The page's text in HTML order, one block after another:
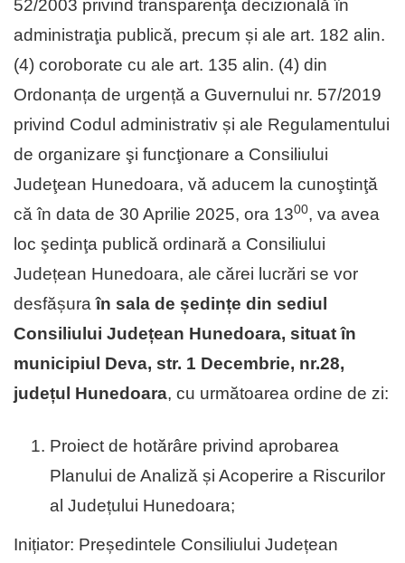
52/2003 privind transparenţa decizională în
administraţia publică, precum și ale art. 182 alin.
(4) coroborate cu ale art. 135 alin. (4) din
Ordonanța de urgență a Guvernului nr. 57/2019
privind Codul administrativ și ale Regulamentului
de organizare şi funcţionare a Consiliului
Judeţean Hunedoara, vă aducem la cunoştinţă
că în data de 30 Aprilie 2025, ora 1300, va avea
loc şedinţa publică ordinară a Consiliului
Județean Hunedoara, ale cărei lucrări se vor
desfășuraîn sala de ședințe din sediul
Consiliului Județean Hunedoara, situat în
municipiul Deva, str. 1 Decembrie, nr.28,
județul Hunedoara, cu următoarea ordine de zi:
Proiect de hotărâre privind aprobarea
Planului de Analiză și Acoperire a Riscurilor
al Județului Hunedoara;
Inițiator: Președintele Consiliului Județean